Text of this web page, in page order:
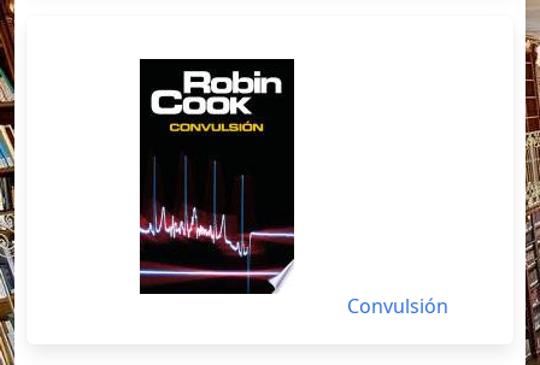
Convulsión